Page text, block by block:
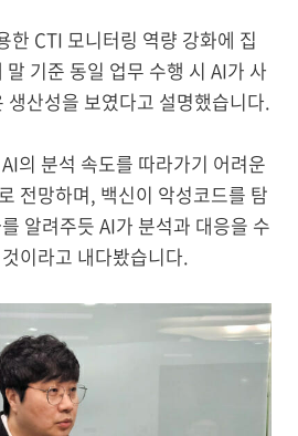
한 CTI 모니터링 역량 강화에 집
기준 동일 업무 수행 시 AI가 사
생산성을 보였다고 설명했습니다.
의 분석 속도를 따라가기 어려운
전망하며, 백신이 악성코드를 탐
알려주듯 AI가 분석과 대응을 수
이라고 내다봤습니다.